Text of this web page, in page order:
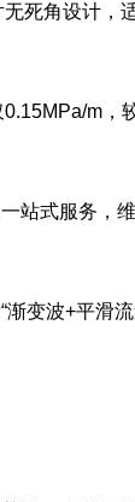
死角设计，
m，
站式服务，
变波+平滑